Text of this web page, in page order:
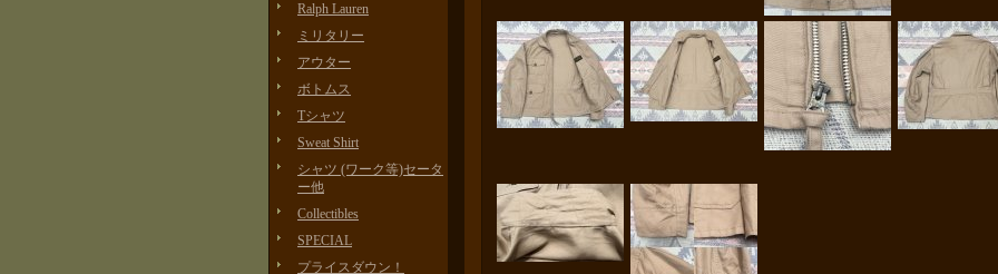
Ralph Lauren
ミリタリー
アウター
ボトムス
Tシャツ
Sweat Shirt
シャツ (ワーク等)セータ
ー他
Collectibles
SPECIAL
プライスダウン！